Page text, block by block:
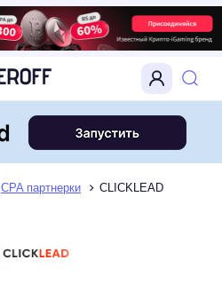
CPA партнерки CLICKLEAD